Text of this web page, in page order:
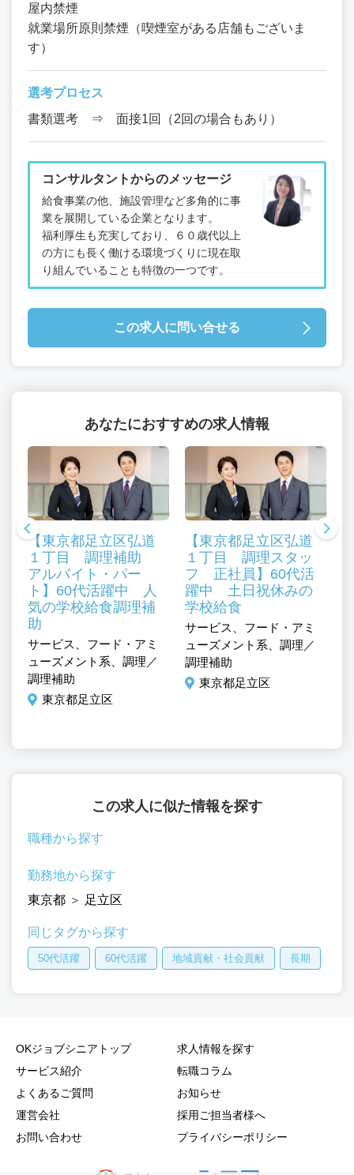
屋内禁煙
就業場所原則禁煙（喫煙室がある店舗もございま
す）
選考プロセス
書類選考 ⇒ 面接1回（2回の場合もあり）
コンサルタントからのメッセージ
給食事業の他、施設管理など多角的に事
業を展開している企業となります。
福利厚生も充実しており、６０歳代以上
の方にも長く働ける環境づくりに現在取
り組んでいることも特徴の一つです。
この求人に問い合せる
あなたにおすすめの求人情報
【東京都足立区弘道
１丁目 調理補助
アルバイト・パー
ト】60代活躍中 人
気の学校給食調理補
助
サービス、フード・アミ
ューズメント系、調理／
調理補助
東京都足立区
【東京都足立区弘道
１丁目 調理スタッ
フ 正社員】60代活
躍中 土日祝休みの
学校給食
サービス、フード・アミ
ューズメント系、調理／
調理補助
東京都足立区
この求人に似た情報を探す
職種から探す
勤務地から探す
東京都 ＞ 足立区
同じタグから探す
50代活躍 60代活躍 地域貢献・社会貢献 長期
OKジョブシニアトップ
サービス紹介
よくあるご質問
運営会社
お問い合わせ
求人情報を探す
転職コラム
お知らせ
採用ご担当者様へ
プライバシーポリシー